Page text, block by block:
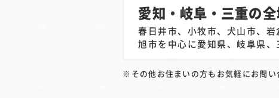
愛知・岐阜・三重の
春日井市、小牧市、犬山市、
旭市を中心に愛知県、岐阜県、
その他お住まいの方もお気軽にお問い